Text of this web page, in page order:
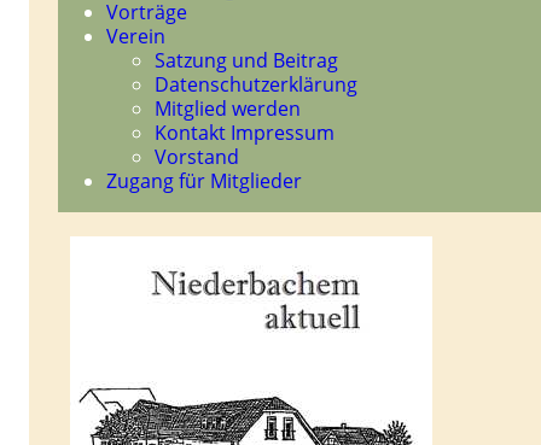
Vorträge
Verein
Satzung und Beitrag
Datenschutzerklärung
Mitglied werden
Kontakt Impressum
Vorstand
Zugang für Mitglieder